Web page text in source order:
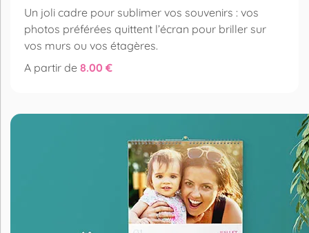
Un joli cadre pour sublimer vos souvenirs : vos
photos préférées quittent l’écran pour briller sur
vos murs ou vos étagères.
A partir de 8.00 €